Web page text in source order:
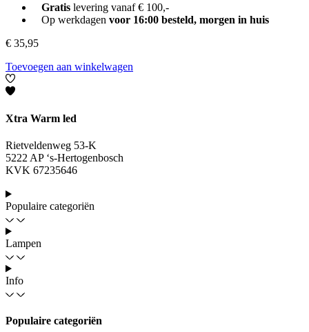
Gratislevering vanaf € 100,-
Op werkdagen voor 16:00 besteld, morgen in huis
€ 35,95
Toevoegen aan winkelwagen
Xtra Warm led
Rietveldenweg 53-K
5222 AP ‘s-Hertogenbosch
KVK 67235646
Populaire categoriën
Lampen
Info
Populaire categoriën